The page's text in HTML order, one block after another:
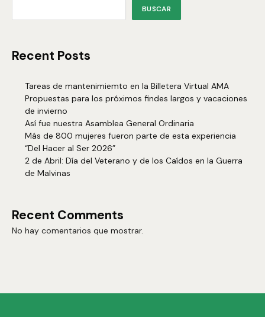
BUSCAR
Recent Posts
Tareas de mantenimiemto en la Billetera Virtual AMA
Propuestas para los próximos findes largos y vacaciones
de invierno
Así fue nuestra Asamblea General Ordinaria
Más de 800 mujeres fueron parte de esta experiencia
“Del Hacer al Ser 2026”
2 de Abril: Día del Veterano y de los Caídos en la Guerra
de Malvinas
Recent Comments
No hay comentarios que mostrar.